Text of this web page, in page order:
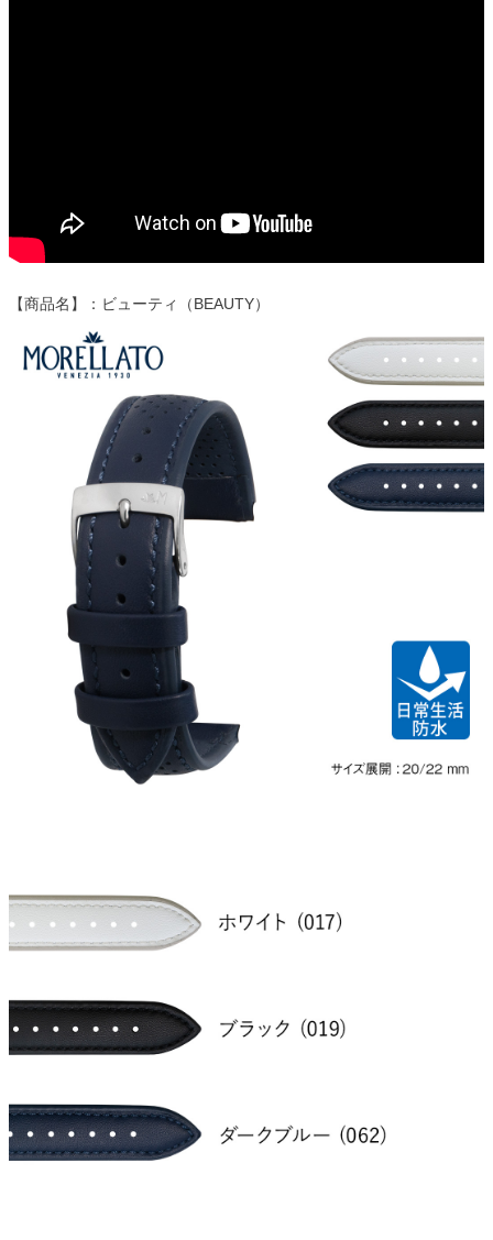
【商品名】：ビューティ（BEAUTY）